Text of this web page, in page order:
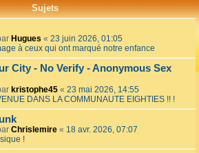
h
r
Sujets
Hugues « 23 juin 2026, 01:05
à ceux qui ont marqué notre enfance
City - No Verify - Anonymous Sex
kristophe45 « 23 mai 2026, 14:55
DANS LA COMMUNAUTE EIGHTIES !! !
Chrislemire « 18 avr. 2026, 07:07
!